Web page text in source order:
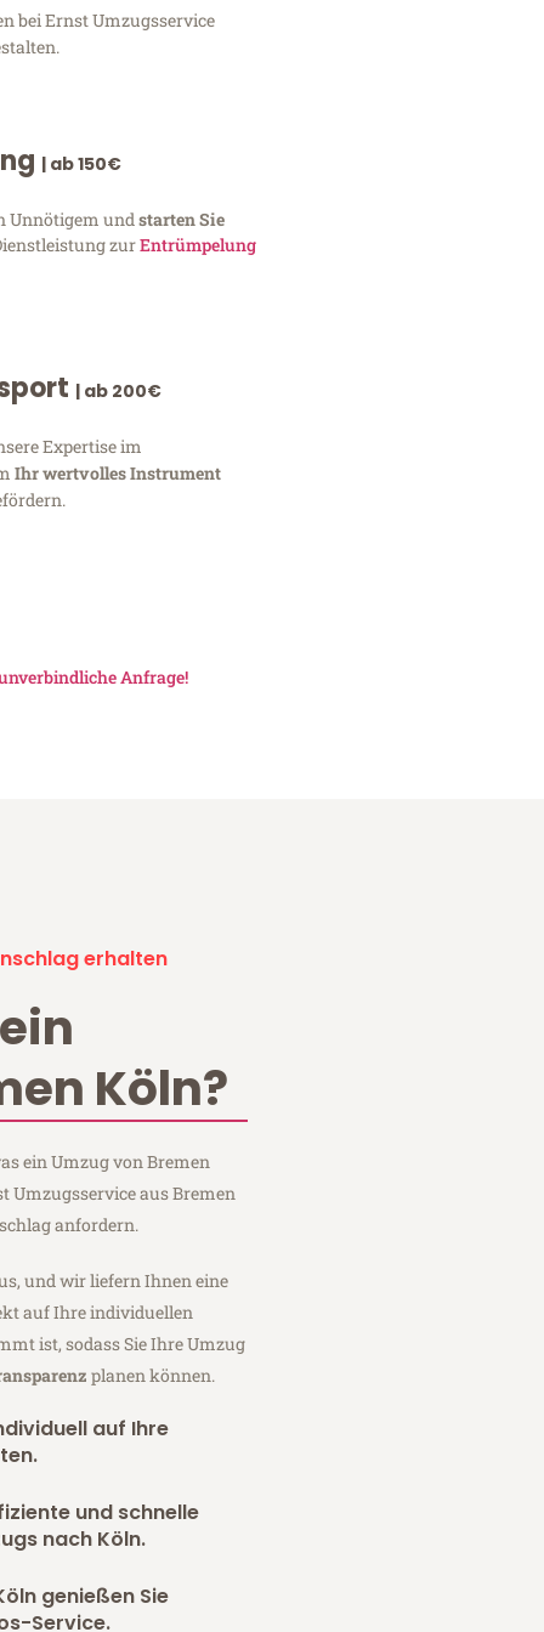
bei Ernst Umzugsservice
| ab 150€
Unnötigem und starten Sie
zurEntrümpelung
| ab 200€
Expertise im
Ihr wertvolles Instrument
Anfrage!
erhalten
Köln?
ein Umzug von Bremen
Umzugsservice aus Bremen
anfordern.
und wir liefern Ihnen eine
auf Ihre individuellen
ist, sodass Sie Ihre Umzug
planen können.
auf Ihre
und schnelle
nach Köln.
genießen Sie
Service.